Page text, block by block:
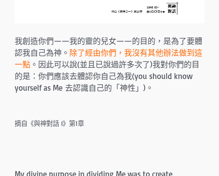
我創造你們——我的靈的兒女——的目的，是為了要體
認我自己為神。 除了經由你們，我沒有其他辦法做到這
一點 。因此可以說(並且已說過許多次了)我對你們的目
的是：你們應該去體認你自己為我(you should know
yourself as Me 去認識自己的「神性」)。
摘自《與神對話 I》第1章